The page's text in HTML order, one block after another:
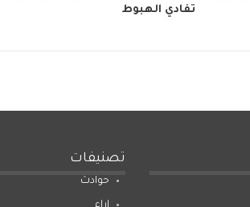
تفادي الهبوط
تصنيفات
حوادث